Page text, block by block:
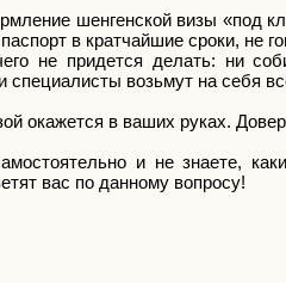
шенгенской визы «под
в кратчайшие сроки, не
не придется делать: ни
специалисты возьмут на себя
окажется в ваших руках.
и не знаете,
вас по данному вопросу!